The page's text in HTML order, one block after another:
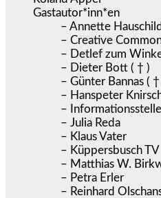
Gastautor*inn*en
– Annette Hauschild
– Creative
– Detlef zum
– Dieter Bott ( † )
– Günter Bannas ( †
– Hanspeter
–
– Julia Reda
– Klaus Vater
– Küppersbusch TV
– Matthias W.
– Petra Erler
– Reinhard